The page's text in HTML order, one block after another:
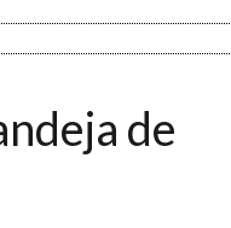
de